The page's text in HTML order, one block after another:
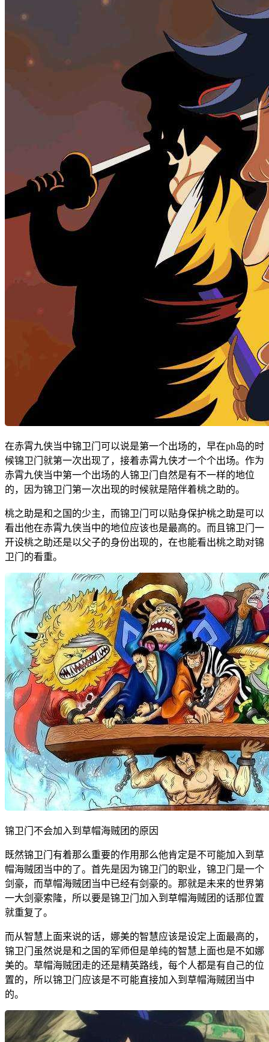
在赤霄九侠当中锦卫门可以说是第一个出场的，早在ph岛的时
候锦卫门就第一次出现了，接着赤霄九侠才一个个出场。作为
赤霄九侠当中第一个出场的人锦卫门自然是有不一样的地位
的，因为锦卫门第一次出现的时候就是陪伴着桃之助的。
桃之助是和之国的少主，而锦卫门可以贴身保护桃之助是可以
看出他在赤霄九侠当中的地位应该也是最高的。而且锦卫门一
开设桃之助还是以父子的身份出现的，在也能看出桃之助对锦
卫门的看重。
锦卫门不会加入到草帽海贼团的原因
既然锦卫门有着那么重要的作用那么他肯定是不可能加入到草
帽海贼团当中的了。首先是因为锦卫门的职业，锦卫门是一个
剑豪，而草帽海贼团当中已经有剑豪的。那就是未来的世界第
一大剑豪索隆，所以要是锦卫门加入到草帽海贼团的话那位置
就重复了。
而从智慧上面来说的话，娜美的智慧应该是设定上面最高的，
锦卫门虽然说是和之国的军师但是单纯的智慧上面也是不如娜
美的。草帽海贼团走的还是精英路线，每个人都是有自己的位
置的，所以锦卫门应该是不可能直接加入到草帽海贼团当中
的。